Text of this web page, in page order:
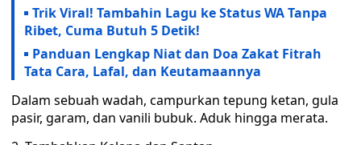
Trik Viral! Tambahin Lagu ke Status WA Tanpa
Ribet, Cuma Butuh 5 Detik!
Panduan Lengkap Niat dan Doa Zakat Fitrah
Tata Cara, Lafal, dan Keutamaannya
Dalam sebuah wadah, campurkan tepung ketan, gula
pasir, garam, dan vanili bubuk. Aduk hingga merata.